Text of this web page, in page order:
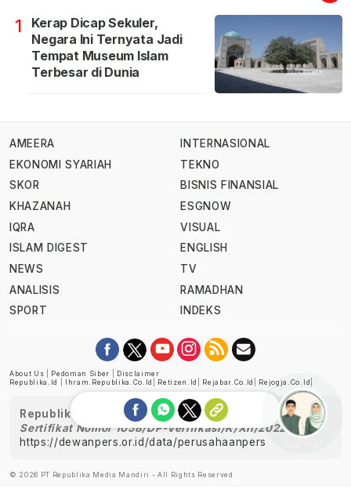
1
Kerap Dicap Sekuler,
Negara Ini Ternyata Jadi
Tempat Museum Islam
Terbesar di Dunia
AMEERA
EKONOMI SYARIAH
SKOR
KHAZANAH
IQRA
ISLAM DIGEST
NEWS
ANALISIS
SPORT
INTERNASIONAL
TEKNO
BISNIS FINANSIAL
ESGNOW
VISUAL
ENGLISH
TV
RAMADHAN
INDEKS
About Us Pedoman Siber
Disclaimer
Republika.id
Ihram.republika.co.id Retizen.id Rejabar.co.id Rejogja.co.id
Republika telah diverifikasi oleh Dewan Pers
Sertifikat Nomor 1058/DP-Verifikasi/K/XII/2022
https://dewanpers.or.id/data/perusahaanpers
© 2026 PT Republika Media Mandiri - All Rights Reserved.